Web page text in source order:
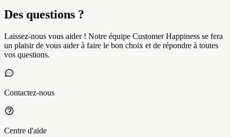
Des questions ?
Laissez-nous vous aider ! Notre équipe Customer Happiness se fera
un plaisir de vous aider à faire le bon choix et de répondre à toutes
vos questions.
Contactez-nous
Centre d'aide